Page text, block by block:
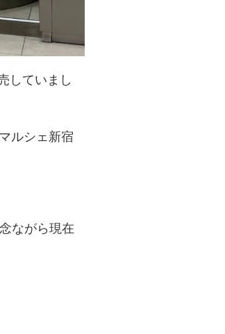
していまし
ルシェ新宿
ながら現在